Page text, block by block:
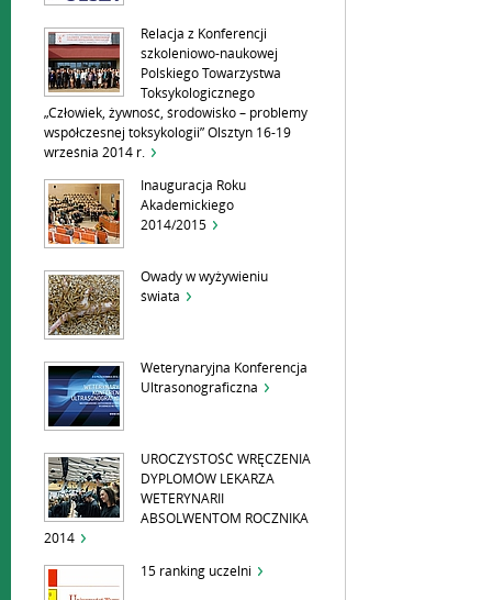
Relacja z Konferencji
szkoleniowo-naukowej
Polskiego Towarzystwa
Toksykologicznego
„Człowiek, żywność, środowisko – problemy
współczesnej toksykologii” Olsztyn 16-19
września 2014 r.
Inauguracja Roku
Akademickiego
2014/2015
Owady w wyżywieniu
świata
Weterynaryjna Konferencja
Ultrasonograficzna
UROCZYSTOŚĆ WRĘCZENIA
DYPLOMÓW LEKARZA
WETERYNARII
ABSOLWENTOM ROCZNIKA
2014
15 ranking uczelni